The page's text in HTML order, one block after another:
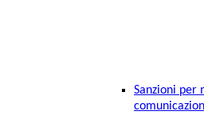
Sanzioni per